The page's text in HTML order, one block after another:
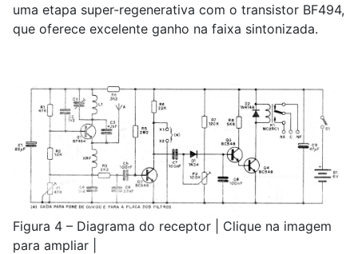
uma etapa super-regenerativa com o transistor BF494,
que oferece excelente ganho na faixa sintonizada.
Figura 4 – Diagrama do receptor | Clique na imagem
para ampliar |